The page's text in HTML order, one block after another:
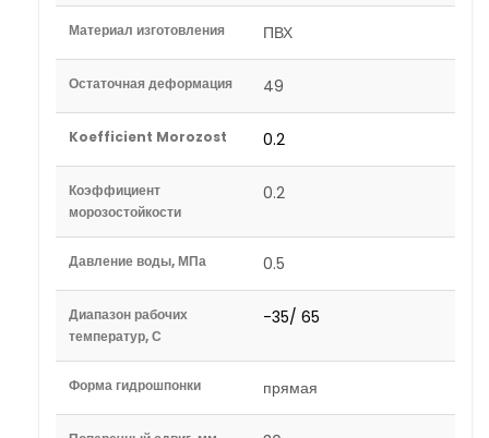
Материал изготовления ПВХ
Остаточная деформация 49
Koefficient Morozost 0.2
Коэффициент
морозостойкости
0.2
Давление воды, МПа 0.5
Диапазон рабочих
температур, С
-35/ 65
Форма гидрошпонки прямая